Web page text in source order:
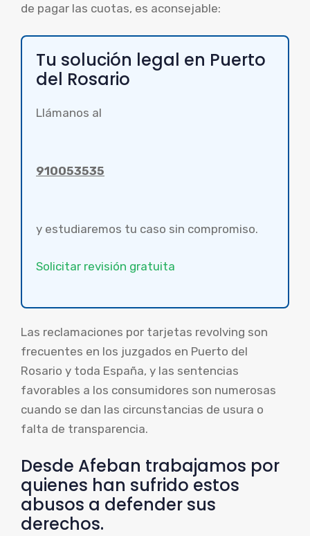
de pagar las cuotas, es aconsejable:
Tu solución legal en Puerto
del Rosario
Llámanos al
910053535
y estudiaremos tu caso sin compromiso.
Solicitar revisión gratuita
Las reclamaciones por tarjetas revolving son
frecuentes en los juzgados en Puerto del
Rosario y toda España, y las sentencias
favorables a los consumidores son numerosas
cuando se dan las circunstancias de usura o
falta de transparencia.
Desde Afeban trabajamos por
quienes han sufrido estos
abusos a defender sus
derechos.